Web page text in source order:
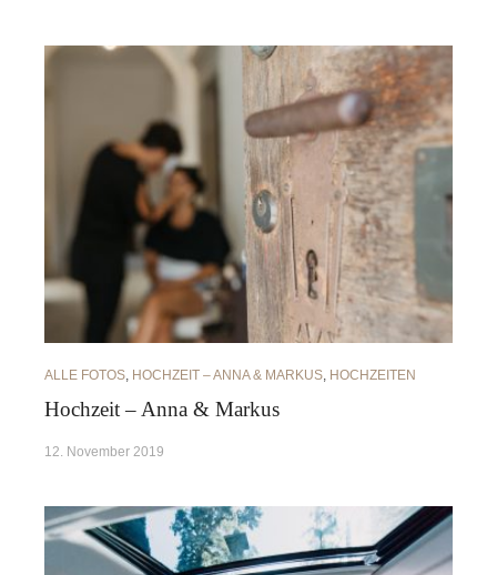
ALLE FOTOS HOCHZEIT – ANNA & MARKUS HOCHZEITEN
Hochzeit – Anna & Markus
12. November 2019